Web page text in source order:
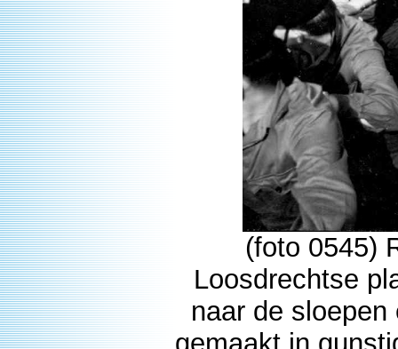
(foto 0545)
Loosdrechtse
naar de sloepen